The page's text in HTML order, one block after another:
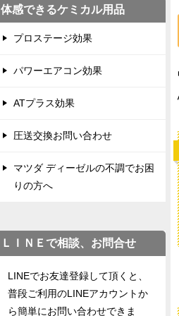
体感できるケミカル用品
プロステージ効果
パワーエアコン効果
ATプラス効果
圧送交換お問い合わせ
マツダ ディーゼルの不調でお困
りの方へ
ＬＩＮＥで相談、お問合せ
LINEでお友達登録して頂くと、
普段ご利用のLINEアカウントか
ら簡単にお問い合わせできま